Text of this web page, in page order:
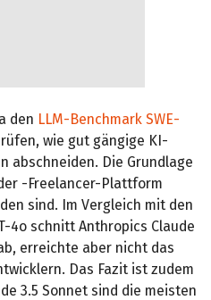
den LLM-Benchmark SWE-
wie gut gängige KI-
abschneiden. Die Grundlage
-Freelancer-Plattform
sind. Im Vergleich mit den
4o schnitt Anthropics Claude
erreichte aber nicht das
Das Fazit ist zudem
3.5 Sonnet sind die meisten